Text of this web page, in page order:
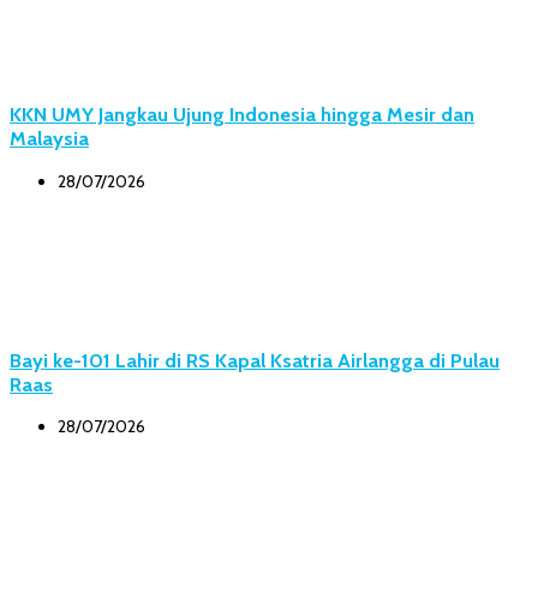
KKN UMY Jangkau Ujung Indonesia hingga Mesir dan
Malaysia
28/07/2026
Bayi ke-101 Lahir di RS Kapal Ksatria Airlangga di Pulau
Raas
28/07/2026